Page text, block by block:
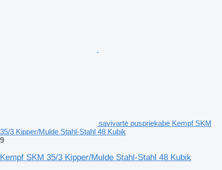
savivartė puspriekabė Kempf SKM
35/3 Kipper/Mulde Stahl-Stahl 48 Kubik
9
Kempf SKM 35/3 Kipper/Mulde Stahl-Stahl 48 Kubik